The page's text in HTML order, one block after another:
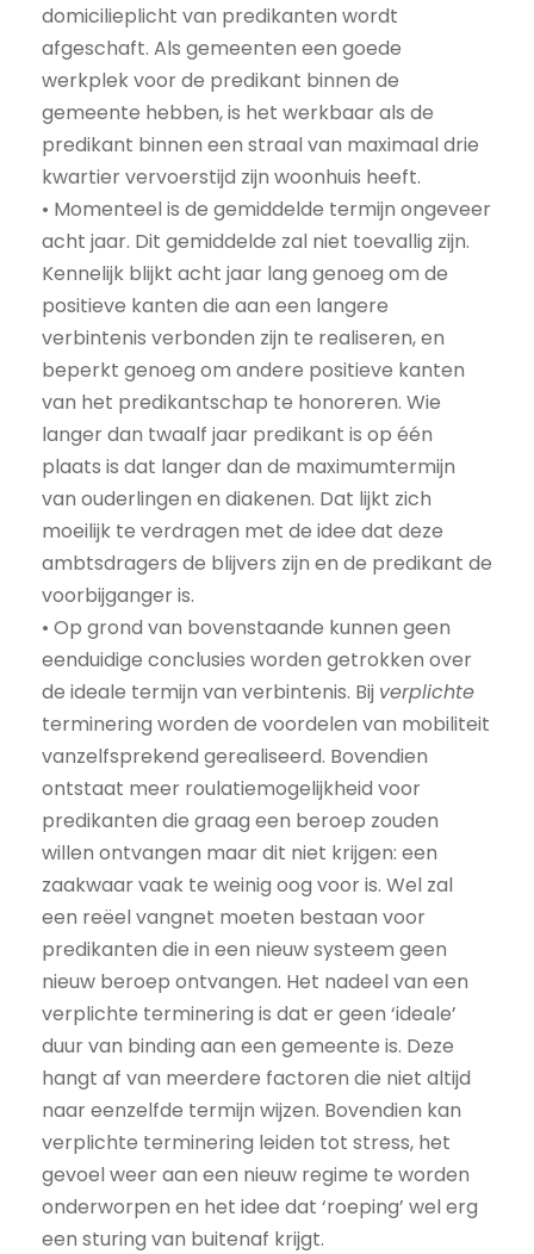
domicilieplicht van predikanten wordt
afgeschaft. Als gemeenten een goede
werkplek voor de predikant binnen de
gemeente hebben, is het werkbaar als de
predikant binnen een straal van maximaal drie
kwartier vervoerstijd zijn woonhuis heeft.
• Momenteel is de gemiddelde termijn ongeveer
acht jaar. Dit gemiddelde zal niet toevallig zijn.
Kennelijk blijkt acht jaar lang genoeg om de
positieve kanten die aan een langere
verbintenis verbonden zijn te realiseren, en
beperkt genoeg om andere positieve kanten
van het predikantschap te honoreren. Wie
langer dan twaalf jaar predikant is op één
plaats is dat langer dan de maximumtermijn
van ouderlingen en diakenen. Dat lijkt zich
moeilijk te verdragen met de idee dat deze
ambtsdragers de blijvers zijn en de predikant de
voorbijganger is.
• Op grond van bovenstaande kunnen geen
eenduidige conclusies worden getrokken over
de ideale termijn van verbintenis. Bij verplichte
terminering worden de voordelen van mobiliteit
vanzelfsprekend gerealiseerd. Bovendien
ontstaat meer roulatiemogelijkheid voor
predikanten die graag een beroep zouden
willen ontvangen maar dit niet krijgen: een
zaakwaar vaak te weinig oog voor is. Wel zal
een reëel vangnet moeten bestaan voor
predikanten die in een nieuw systeem geen
nieuw beroep ontvangen. Het nadeel van een
verplichte terminering is dat er geen ‘ideale’
duur van binding aan een gemeente is. Deze
hangt af van meerdere factoren die niet altijd
naar eenzelfde termijn wijzen. Bovendien kan
verplichte terminering leiden tot stress, het
gevoel weer aan een nieuw regime te worden
onderworpen en het idee dat ‘roeping’ wel erg
een sturing van buitenaf krijgt.